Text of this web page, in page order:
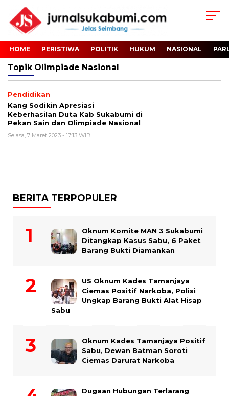
HOME PERISTIWA POLITIK HUKUM NASIONAL
Topik Olimpiade Nasional
Pendidikan
Kang Sodikin Apresiasi
Keberhasilan Duta Kab Sukabumi di
Pekan Sain dan Olimpiade Nasional
Selasa, 7 Maret 2023 - 17:13 WIB
BERITA TERPOPULER
Oknum Komite MAN 3 Sukabumi
Ditangkap Kasus Sabu, 6 Paket
Barang Bukti Diamankan
US Oknum Kades Tamanjaya
Ciemas Positif Narkoba, Polisi
Ungkap Barang Bukti Alat Hisap
Sabu
Oknum Kades Tamanjaya Positif
Sabu, Dewan Batman Soroti
Ciemas Darurat Narkoba
Dugaan Hubungan Terlarang